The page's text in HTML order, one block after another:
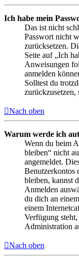
Ich habe mein
Das ist nicht
Passwort nicht
zurücksetzen.
Seite auf „Ich
Anweisungen
anmelden
Solltest du
Nach oben
Warum werde ich
Wenn du beim
bleiben“ nicht
angemeldet.
Benutzerkontos
bleiben, kannst
Anmelden
du dich an
einem
Verfügung
Administration
Nach oben